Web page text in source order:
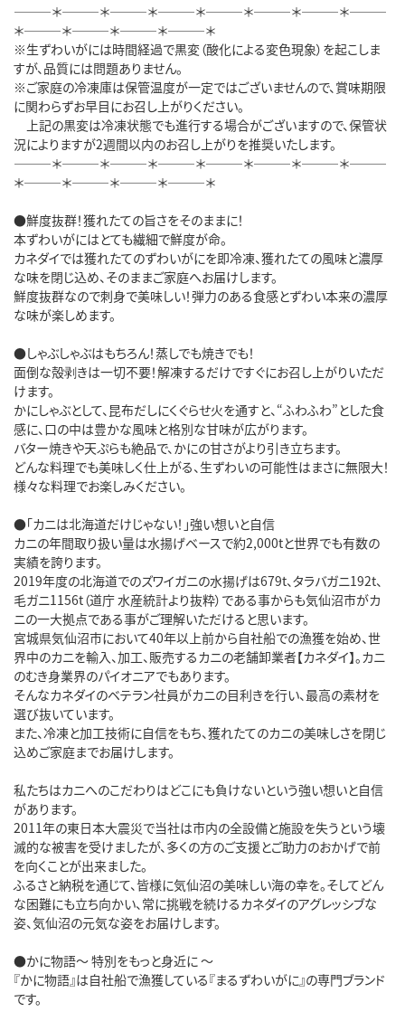
―――＊―――＊―――＊―――＊―――＊―――＊―――＊―――
＊―――＊―――＊―――＊―――＊
※生ずわいがには時間経過で黒変（酸化による変色現象）を起こしま
すが、品質には問題ありません。
※ご家庭の冷凍庫は保管温度が一定ではございませんので、賞味期限
に関わらずお早目にお召し上がりください。
上記の黒変は冷凍状態でも進行する場合がございますので、保管状
況によりますが2週間以内のお召し上がりを推奨いたします。
―――＊―――＊―――＊―――＊―――＊―――＊―――＊―――
＊―――＊―――＊―――＊―――＊
●鮮度抜群！獲れたての旨さをそのままに！
本ずわいがにはとても繊細で鮮度が命。
カネダイでは獲れたてのずわいがにを即冷凍、獲れたての風味と濃厚
な味を閉じ込め、そのままご家庭へお届けします。
鮮度抜群なので刺身で美味しい！弾力のある食感とずわい本来の濃厚
な味が楽しめます。
●しゃぶしゃぶはもちろん！蒸しでも焼きでも！
面倒な殻剥きは一切不要！解凍するだけですぐにお召し上がりいただ
けます。
かにしゃぶとして、昆布だしにくぐらせ火を通すと、“ふわふわ”とした食
感に、口の中は豊かな風味と格別な甘味が広がります。
バター焼きや天ぷらも絶品で、かにの甘さがより引き立ちます。
どんな料理でも美味しく仕上がる、生ずわいの可能性はまさに無限大！
様々な料理でお楽しみください。
●「カニは北海道だけじゃない！」強い想いと自信
カニの年間取り扱い量は水揚げベースで約2,000tと世界でも有数の
実績を誇ります。
2019年度の北海道でのズワイガニの水揚げは679t、タラバガニ192t、
毛ガニ1156t（道庁 水産統計より抜粋）である事からも気仙沼市がカ
ニの一大拠点である事がご理解いただけると思います。
宮城県気仙沼市において40年以上前から自社船での漁獲を始め、世
界中のカニを輸入、加工、販売するカニの老舗卸業者【カネダイ】。カニ
のむき身業界のパイオニアでもあります。
そんなカネダイのベテラン社員がカニの目利きを行い、最高の素材を
選び抜いています。
また、冷凍と加工技術に自信をもち、獲れたてのカニの美味しさを閉じ
込めご家庭までお届けします。
私たちはカニへのこだわりはどこにも負けないという強い想いと自信
があります。
2011年の東日本大震災で当社は市内の全設備と施設を失うという壊
滅的な被害を受けましたが、多くの方のご支援とご助力のおかげで前
を向くことが出来ました。
ふるさと納税を通じて、皆様に気仙沼の美味しい海の幸を。そしてどん
な困難にも立ち向かい、常に挑戦を続けるカネダイのアグレッシブな
姿、気仙沼の元気な姿をお届けします。
●かに物語～ 特別をもっと身近に ～
『かに物語』は自社船で漁獲している『まるずわいがに』の専門ブランド
です。